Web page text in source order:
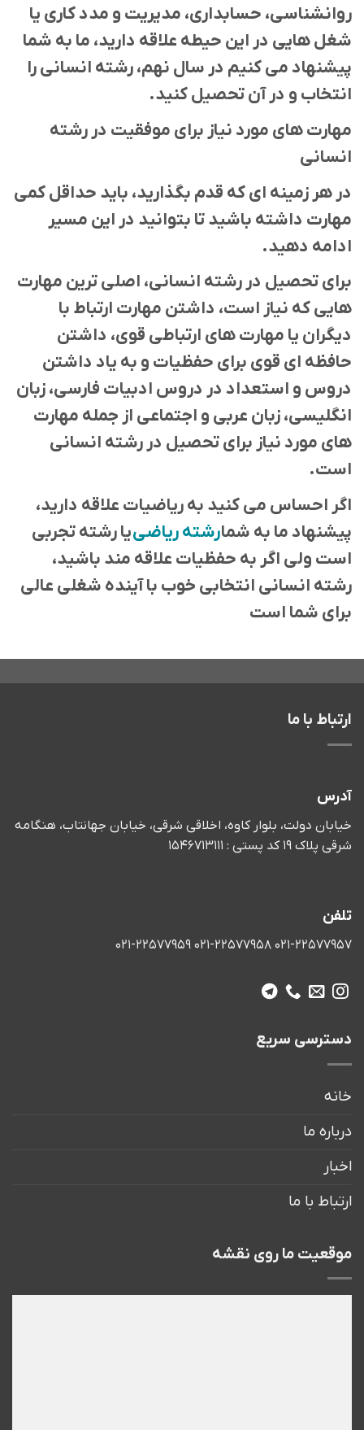
روانشناسی، حسابداری، مدیریت و مدد کاری یا
شغل هایی در این حیطه علاقه دارید، ما به شما
پیشنهاد می کنیم در سال نهم، رشته انسانی را
انتخاب و در آن تحصیل کنید.
مهارت های مورد نیاز برای موفقیت در رشته
انسانی
در هر زمینه ای که قدم بگذارید، باید حداقل کمی
مهارت داشته باشید تا بتوانید در این مسیر
ادامه دهید.
برای تحصیل در رشته انسانی، اصلی ترین مهارت
هایی که نیاز است، داشتن مهارت ارتباط با
دیگران یا مهارت های ارتباطی قوی، داشتن
حافظه ای قوی برای حفظیات و به یاد داشتن
دروس و استعداد در دروس ادبیات فارسی، زبان
انگلیسی، زبان عربی و اجتماعی از جمله مهارت
های مورد نیاز برای تحصیل در رشته انسانی
است.
اگر احساس می کنید به ریاضیات علاقه دارید،
پیشنهاد ما به شمارشته ریاضییا رشته تجربی
است ولی اگر به حفظیات علاقه مند باشید،
رشته انسانی انتخابی خوب با آینده شغلی عالی
برای شما است
ارتباط با ما
آدرس
خیابان دولت، بلوار کاوه، اخلاقی شرقی، خیابان جهانتاب، هنگامه
شرقی پلاک 19 کد پستی : 1546713111
تلفن
021-22577957 021-22577958 021-22577959
دسترسی سریع
خانه
درباره ما
اخبار
ارتباط با ما
موقعیت ما روی نقشه